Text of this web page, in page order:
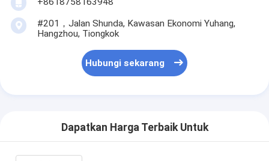
#201，Jalan Shunda, Kawasan Ekonomi Yuhang,
Hangzhou, Tiongkok
Hubungi sekarang
Dapatkan Harga Terbaik Untuk